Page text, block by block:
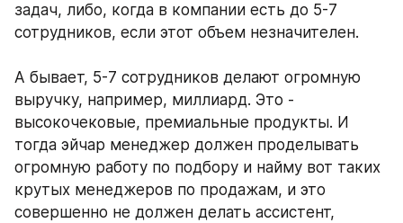
задач, либо, когда в компании есть до 5-7
сотрудников, если этот объем незначителен.
А бывает, 5-7 сотрудников делают огромную
выручку, например, миллиард. Это -
высокочековые, премиальные продукты. И
тогда эйчар менеджер должен проделывать
огромную работу по подбору и найму вот таких
крутых менеджеров по продажам, и это
совершенно не должен делать ассистент,